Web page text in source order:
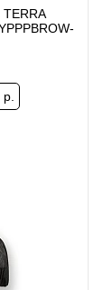
TERRA